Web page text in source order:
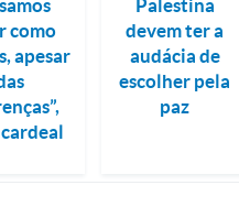
como
apesar
Palestina
devem ter a
audácia de
escolher pela
paz